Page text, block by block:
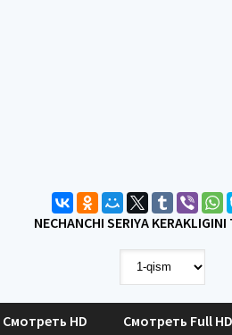
NECHANCHI SERIYA
Смотреть HD Смотреть Full HD